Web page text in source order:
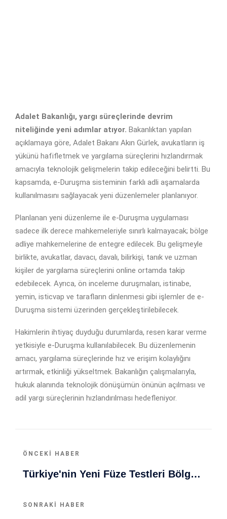
Adalet Bakanlığı, yargı süreçlerinde devrim
niteliğinde yeni adımlar atıyor. Bakanlıktan yapılan
açıklamaya göre, Adalet Bakanı Akın Gürlek, avukatların iş
yükünü hafifletmek ve yargılama süreçlerini hızlandırmak
amacıyla teknolojik gelişmelerin takip edileceğini belirtti. Bu
kapsamda, e-Duruşma sisteminin farklı adli aşamalarda
kullanılmasını sağlayacak yeni düzenlemeler planlanıyor.
Planlanan yeni düzenleme ile e-Duruşma uygulaması
sadece ilk derece mahkemeleriyle sınırlı kalmayacak; bölge
adliye mahkemelerine de entegre edilecek. Bu gelişmeyle
birlikte, avukatlar, davacı, davalı, bilirkişi, tanık ve uzman
kişiler de yargılama süreçlerini online ortamda takip
edebilecek. Ayrıca, ön inceleme duruşmaları, istinabe,
yemin, isticvap ve tarafların dinlenmesi gibi işlemler de e-
Duruşma sistemi üzerinden gerçekleştirilebilecek.
Hakimlerin ihtiyaç duyduğu durumlarda, resen karar verme
yetkisiyle e-Duruşma kullanılabilecek. Bu düzenlemenin
amacı, yargılama süreçlerinde hız ve erişim kolaylığını
artırmak, etkinliği yükseltmek. Bakanlığın çalışmalarıyla,
hukuk alanında teknolojik dönüşümün önünün açılması ve
adil yargı süreçlerinin hızlandırılması hedefleniyor.
ÖNCEKI HABER
Türkiye'nin Yeni Füze Testleri Bölgesel Dengeleri Değiştiriyor
SONRAKI HABER